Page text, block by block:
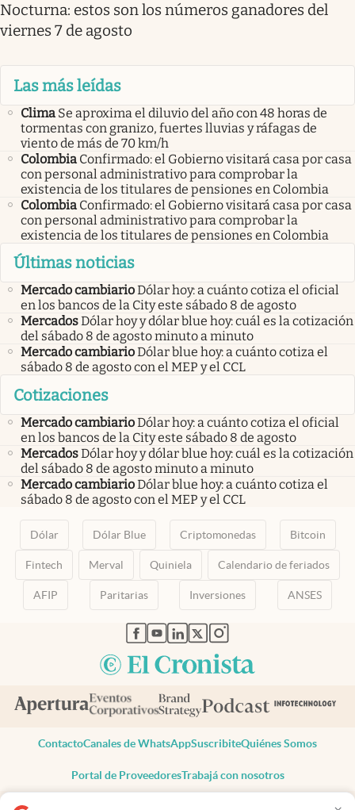
Nocturna: estos son los números ganadores del
viernes 7 de agosto
Las más leídas
Clima Se aproxima el diluvio del año con 48 horas de
tormentas con granizo, fuertes lluvias y ráfagas de
viento de más de 70 km/h
Colombia Confirmado: el Gobierno visitará casa por casa
con personal administrativo para comprobar la
existencia de los titulares de pensiones en Colombia
Colombia Confirmado: el Gobierno visitará casa por casa
con personal administrativo para comprobar la
existencia de los titulares de pensiones en Colombia
Últimas noticias
Mercado cambiarioDólar hoy: a cuánto cotiza el oficial
en los bancos de la City este sábado 8 de agosto
MercadosDólar hoy y dólar blue hoy: cuál es la cotización
del sábado 8 de agosto minuto a minuto
Mercado cambiarioDólar blue hoy: a cuánto cotiza el
sábado 8 de agosto con el MEP y el CCL
Cotizaciones
Mercado cambiarioDólar hoy: a cuánto cotiza el oficial
en los bancos de la City este sábado 8 de agosto
MercadosDólar hoy y dólar blue hoy: cuál es la cotización
del sábado 8 de agosto minuto a minuto
Mercado cambiarioDólar blue hoy: a cuánto cotiza el
sábado 8 de agosto con el MEP y el CCL
Dólar Dólar Blue Criptomonedas Bitcoin
Fintech Merval Quiniela Calendario de feriados
AFIP Paritarias Inversiones ANSES
abre en nueva pestaña
abre en nueva pestaña
abre en nueva pestaña
abre en nueva pestaña
abre en nueva pestaña
ContactoCanales de WhatsAppSuscribiteQuiénes Somos
Portal de ProveedoresTrabajá con nosotros